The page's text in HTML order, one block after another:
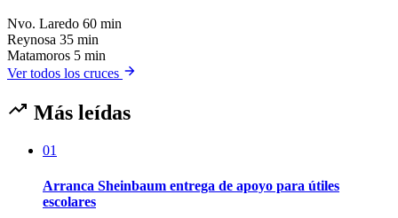
Nvo. Laredo 60 min
Reynosa 35 min
Matamoros 5 min
Ver todos los cruces
Más leídas
01
Arranca Sheinbaum entrega de apoyo para útiles
escolares